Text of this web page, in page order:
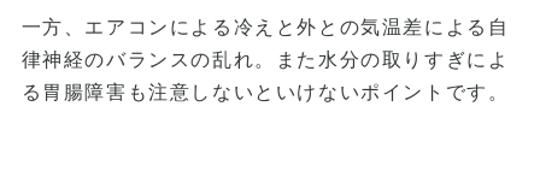
一方、エアコンによる冷えと外との気温差による自
律神経のバランスの乱れ。また水分の取りすぎによ
る胃腸障害も注意しないといけないポイントです。